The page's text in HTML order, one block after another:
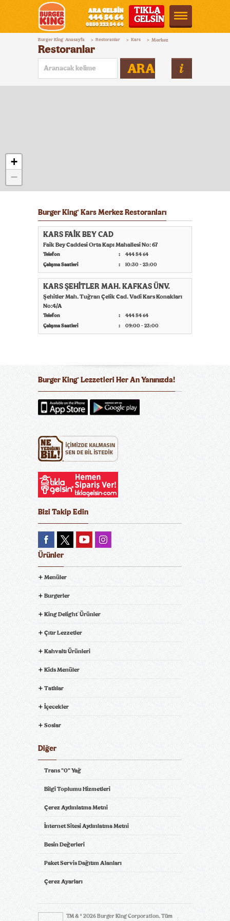
Burger
King®
Türkiye
TIKLA
GELSİN
Burger King® Anasayfa > Restoranlar > Kars > Merkez
Restoranlar
ARA
+
−
Burger King® Kars Merkez Restoranları
KARS FAİK BEY CAD
Faik Bey Caddesi Orta Kapı Mahallesi No: 67
Telefon
444 54 64
Çalışma Saatleri
10:30 - 23:00
KARS ŞEHİTLER MAH. KAFKAS ÜNV.
Şehitler Mah. Tuğran Çelik Cad. Vadi Kars Konakları
No:4/A
Telefon
444 54 64
Çalışma Saatleri
09:00 - 23:00
Burger King® Lezzetleri Her An Yanınızda!
Bizi Takip Edin
Ürünler
Menüler
Burgerler
King Delight® Ürünler
Çıtır Lezzetler
Kahvaltı Ürünleri
Kids Menüler
Tatlılar
İçecekler
Soslar
Diğer
Trans "0" Yağ
Bilgi Toplumu Hizmetleri
Çerez Aydınlatma Metni
İnternet Sitesi Aydınlatma Metni
Besin Değerleri
Paket Servis Dağıtım Alanları
Çerez Ayarları
TM & © 2026 Burger King Corporation. Tüm